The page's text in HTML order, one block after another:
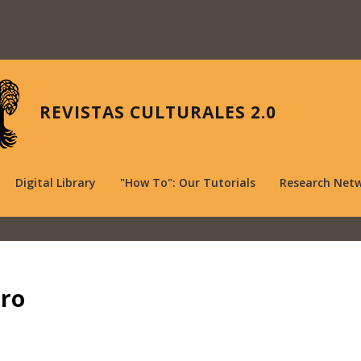
REVISTAS CULTURALES 2.0
Digital Library "How To": Our Tutorials Research